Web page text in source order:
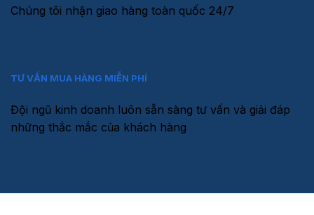
Chúng tôi nhận giao hàng toàn quốc 24/7
TƯ VẤN MUA HÀNG MIỄN PHÍ
Đội ngũ kinh doanh luôn sẵn sàng tư vấn và giải đáp
những thắc mắc của khách hàng